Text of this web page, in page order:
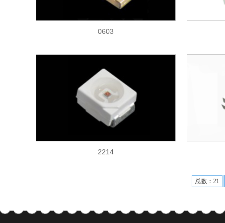
0603
2214
总数：21